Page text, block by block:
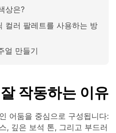
상은?
컬러 팔레트를 사용하는 방
얼 만들기
작동하는 이유
어둠을 중심으로 구성됩니다:
, 깊은 보석 톤, 그리고 부드러